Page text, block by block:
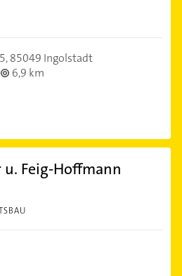
85049 Ingolstadt
6,9 km
Feig-Hoffmann